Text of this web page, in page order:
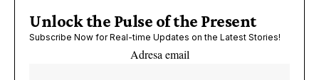
Unlock the Pulse of the Present
Subscribe Now for Real-time Updates on the Latest Stories!
Adresa email